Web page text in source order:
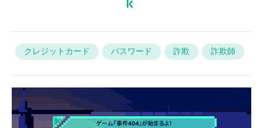
クレジットカード パスワード 詐欺 詐欺師